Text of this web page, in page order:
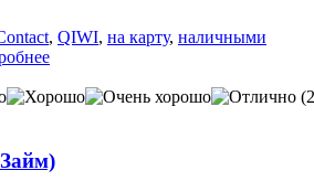
, QIWI, на карту, наличными